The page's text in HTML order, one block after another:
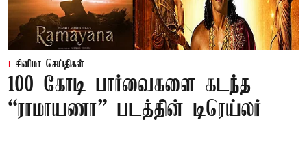
சினிமா செய்திகள்
100 கோடி பார்வைகளை கடந்த
“ராமாயணா” படத்தின் டிரெய்லர்